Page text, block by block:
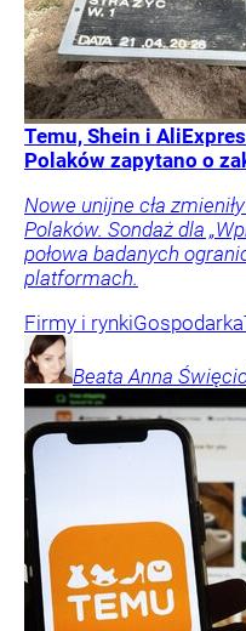
Temu, Shein i
Polaków zapytano o
Nowe unijne cła
Polaków. Sondaż dla
połowa badanych
platformach.
Firmy i rynkiGospodarka
Beata Anna